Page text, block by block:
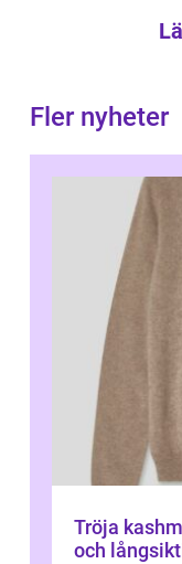
Fler nyheter
Tröja kashmir en guide till
och